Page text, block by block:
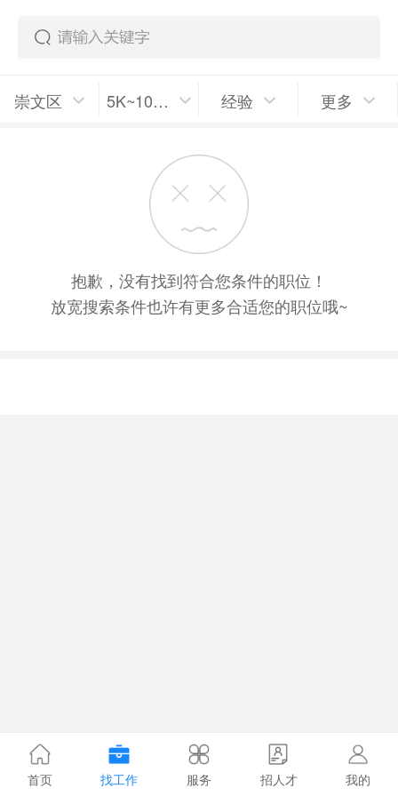
崇文区 5K~10K/月 经验 更多
抱歉，没有找到符合您条件的职位！
放宽搜索条件也许有更多合适您的职位哦~
首页 找工作 服务 招人才 我的